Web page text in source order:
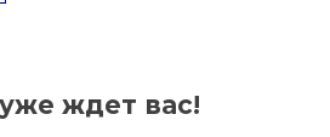
ждет вас!